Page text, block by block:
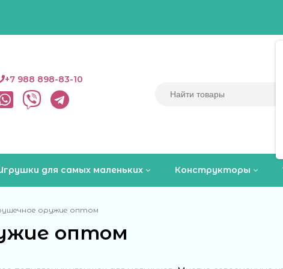
+7 988 898-83-10
для самых маленьких Конструкторы
оружие оптом
оптом